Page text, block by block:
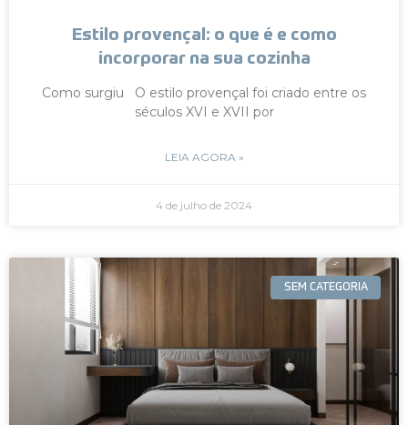
Estilo provençal: o que é e como
incorporar na sua cozinha
Como surgiu O estilo provençal foi criado entre os
séculos XVI e XVII por
LEIA AGORA »
4 de julho de 2024
SEM CATEGORIA